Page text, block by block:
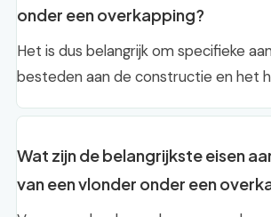
onder een overkapping?
Het is dus belangrijk om specifieke
besteden aan de constructie en het
Wat zijn de belangrijkste eisen
van een vlonder onder een